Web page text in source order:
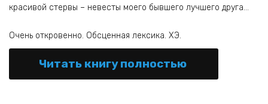
красивой стервы – невесты моего бывшего лучшего друга…
Очень откровенно. Обсценная лексика. ХЭ.
Читать книгу полностью